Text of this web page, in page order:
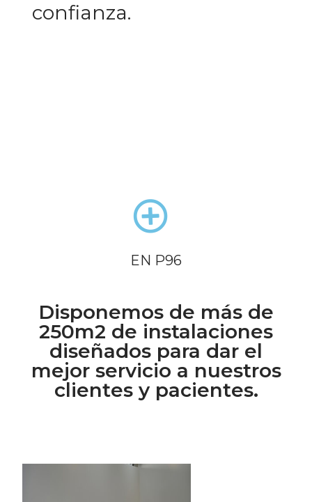
confianza.
EN P96
Disponemos de más de
250m2 de instalaciones
diseñados para dar el
mejor servicio a nuestros
clientes y pacientes.